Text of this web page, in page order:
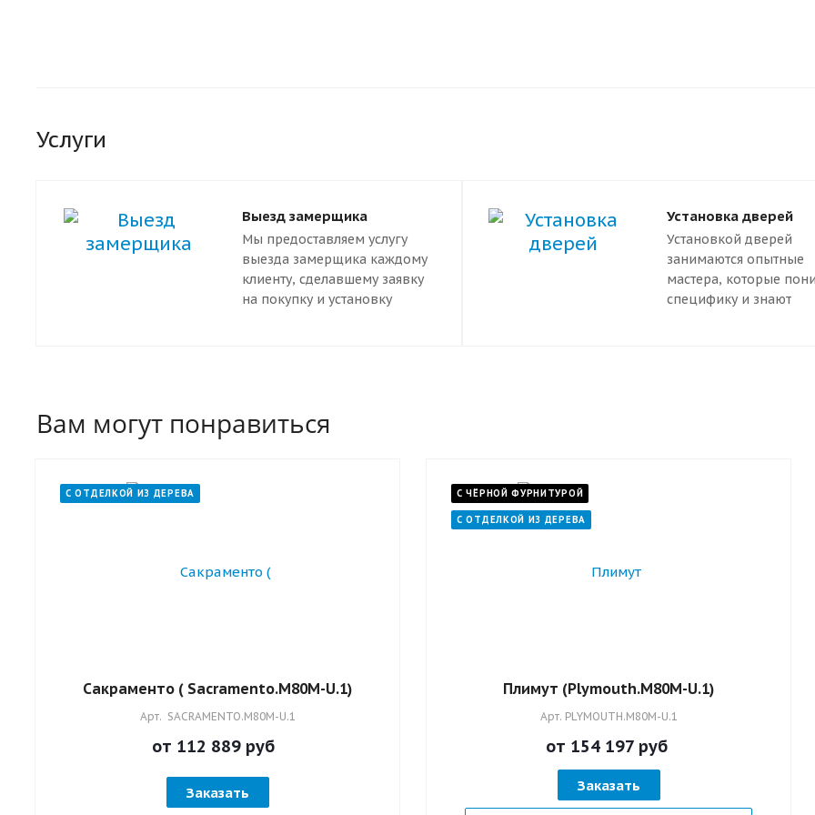
Услуги
Выезд замерщика
Мы предоставляем услугу
выезда замерщика каждому
клиенту, сделавшему заявку
на покупку и установку
Установка дверей
Установкой дверей
занимаются опытные
мастера, которые
специфику и знают
установленная по
Вам могут понравиться
С ОТДЕЛКОЙ ИЗ ДЕРЕВА
Сакраменто ( Sacramento.M80M-U.1)
Арт. SACRAMENTO.M80M-U.1
от 112 889 руб
Заказать
С ЧЁРНОЙ ФУРНИТУРОЙ
С ОТДЕЛКОЙ ИЗ ДЕРЕВА
Плимут (Plymouth.M80M-U.1)
Арт. PLYMOUTH.M80M-U.1
от 154 197 руб
Заказать